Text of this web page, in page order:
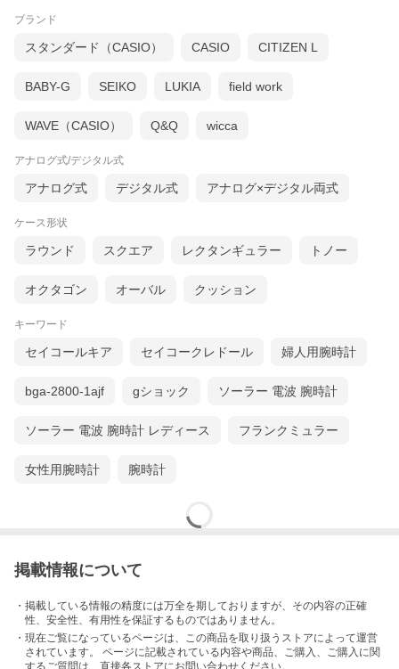
ブランド
スタンダード（CASIO） CASIO CITIZEN L
BABY-G SEIKO LUKIA field work
WAVE（CASIO） Q&Q wicca
アナログ式/デジタル式
アナログ式 デジタル式 アナログ×デジタル両式
ケース形状
ラウンド スクエア レクタンギュラー トノー
オクタゴン オーバル クッション
キーワード
セイコールキア セイコークレドール 婦人用腕時計
bga-2800-1ajf gショック ソーラー 電波 腕時計
ソーラー 電波 腕時計 レディース フランクミュラー
女性用腕時計 腕時計
掲載情報について
・掲載している情報の精度には万全を期しておりますが、その内容の正確
性、安全性、有用性を保証するものではありません。
・現在ご覧になっているページは、この商品を取り扱うストアによって運営
されています。 ページに記載されている内容や商品、ご購入 、ご購入に関